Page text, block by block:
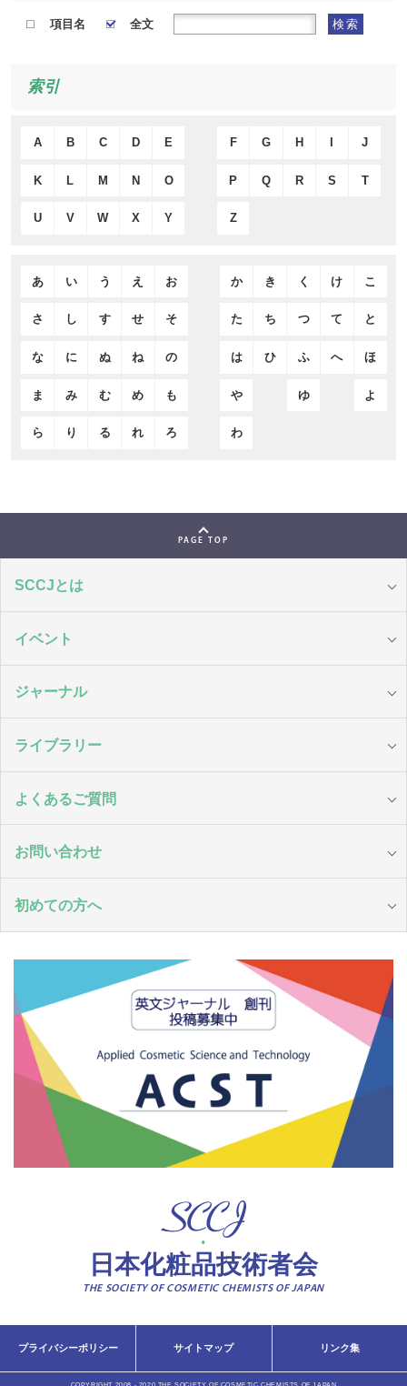
項目名 全文 検索
索引
A B C D E F G H J
K L M N O P Q R S T
U V W X Y Z
あ い う え お か き く け こ
さ し す せ そ た ち つ て と
な に ぬ ね の は ひ ふ へ ほ
ま み む め も や ゆ よ
ら り る れ ろ わ
PAGE TOP
SCCJとは
イベント
ジャーナル
ライブラリー
よくあるご質問
お問い合わせ
初めての方へ
日本化粧品技術者会
THE SOCIETY OF COSMETIC CHEMISTS OF JAPAN
プライバシーポリシー サイトマップ リンク集
COPYRIGHT 2008 - 2020 THE SOCIETY OF COSMETIC CHEMISTS OF JAPAN